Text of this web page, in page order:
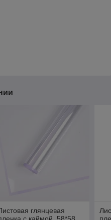
глянцевая